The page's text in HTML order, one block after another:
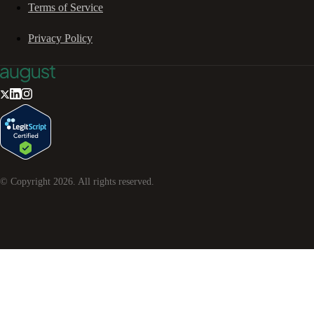
Terms of Service
Privacy Policy
© Copyright 2026. All rights reserved.